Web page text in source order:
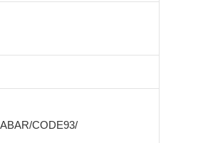
CODE93/